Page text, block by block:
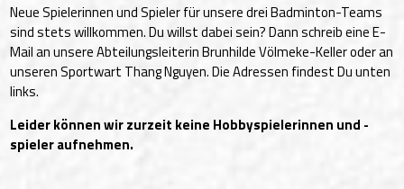
Neue Spielerinnen und Spieler für unsere drei Badminton-Teams
sind stets willkommen. Du willst dabei sein? Dann schreib eine E-
Mail an unsere Abteilungsleiterin Brunhilde Völmeke-Keller oder an
unseren Sportwart Thang Nguyen. Die Adressen findest Du unten
links.
Leider können wir zurzeit keine Hobbyspielerinnen und -
spieler aufnehmen.